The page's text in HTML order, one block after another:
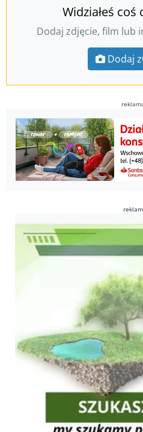
Widziałeś coś
Dodaj zdjęcie, film lub
Dodaj